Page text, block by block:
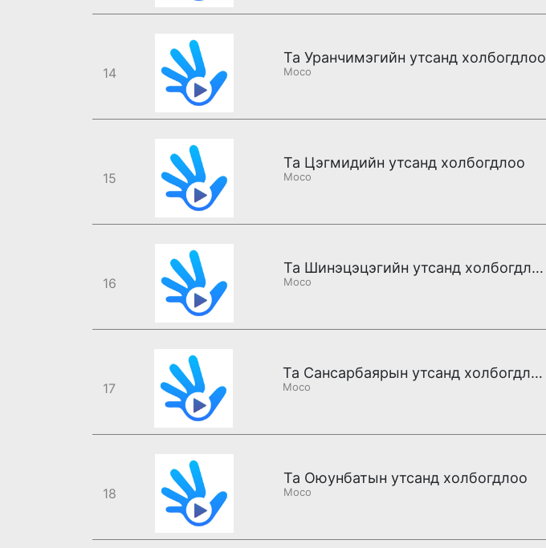
14
Та Уранчимэгийн утсанд холбогдлоо
Moco
15
Та Цэгмидийн утсанд холбогдлоо
Moco
16
Та Шинэцэцэгийн утсанд холбогдлоо
Moco
17
Та Сансарбаярын утсанд холбогдлоо
Moco
18
Та Оюунбатын утсанд холбогдлоо
Moco